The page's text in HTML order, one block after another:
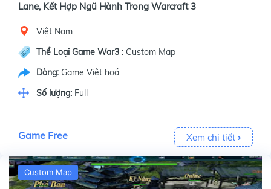
Lane, Kết Hợp Ngũ Hành Trong Warcraft 3
Việt Nam
Thể Loại Game War3 : Custom Map
Dòng: Game Việt hoá
Số lượng: Full
Game Free Xem chi tiết
Custom Map